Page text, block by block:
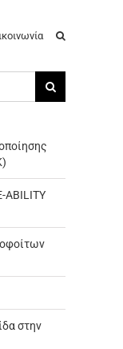
ABILITY
στην